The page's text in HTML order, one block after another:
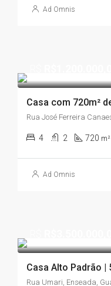
Ad Omnis
4 2 720 m²
Ad Omnis